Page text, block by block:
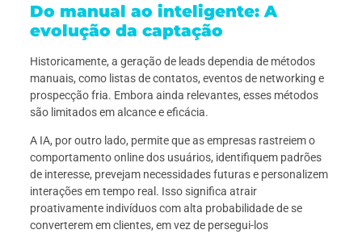
Do manual ao inteligente: A
evolução da captação
Historicamente, a geração de leads dependia de métodos
manuais, como listas de contatos, eventos de networking e
prospecção fria. Embora ainda relevantes, esses métodos
são limitados em alcance e eficácia.
A IA, por outro lado, permite que as empresas rastreiem o
comportamento online dos usuários, identifiquem padrões
de interesse, prevejam necessidades futuras e personalizem
interações em tempo real. Isso significa atrair
proativamente indivíduos com alta probabilidade de se
converterem em clientes, em vez de persegui-los